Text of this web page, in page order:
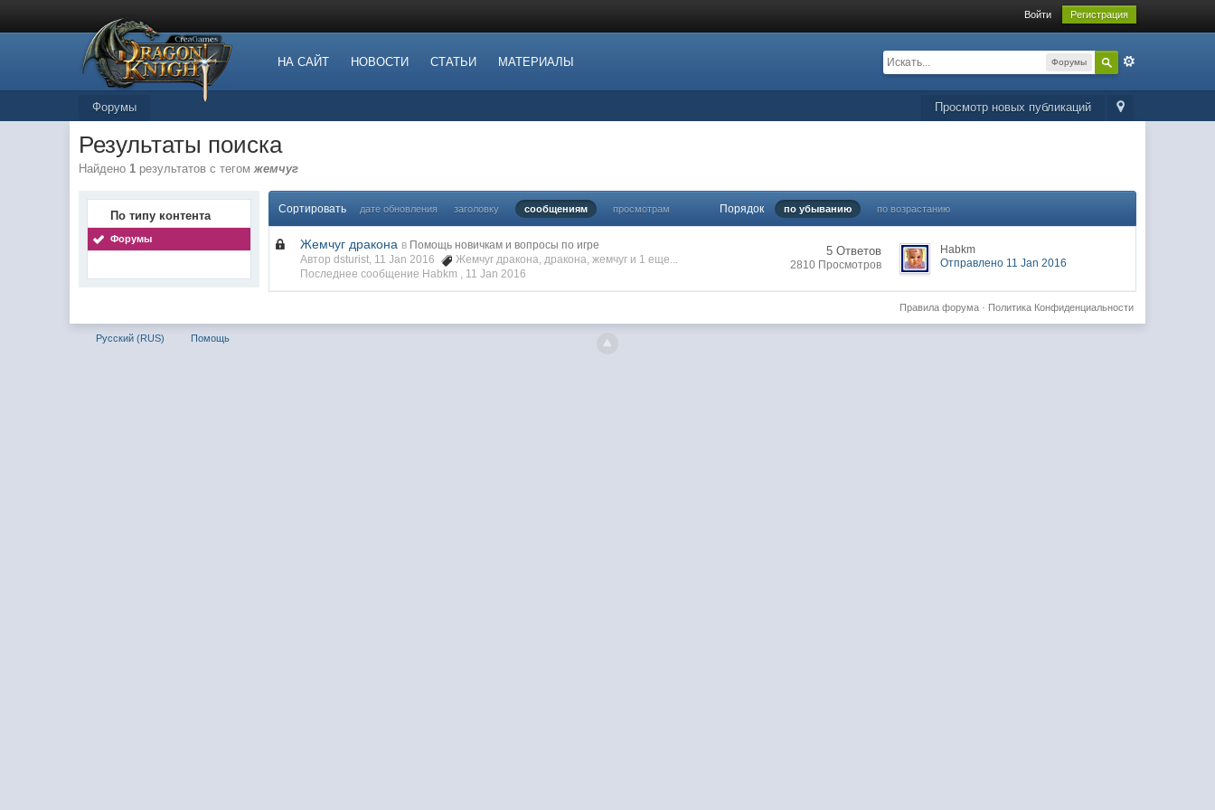
Войти Регистрация
НА САЙТ НОВОСТИ СТАТЬИ МАТЕРИАЛЫ Форумы
Просмотр новых публикаций
Форумы
Результаты поиска
Найдено1 результатов с тегомжемчуг
По типу контента
Форумы
Сортировать дате обновления заголовку сообщениям просмотрам Порядок по убыванию по возрастанию
Жемчуг дракона в Помощь новичкам и вопросы по игре
Автор dsturist, 11 Jan 2016
Жемчуг дракона,дракона,жемчуг и 1 еще...
Последнее сообщение Habkm , 11 Jan 2016
5 Ответов
2810 Просмотров
Habkm
Отправлено 11 Jan 2016
Политика Конфиденциальности
Правила форума·
Русский (RUS) Помощь